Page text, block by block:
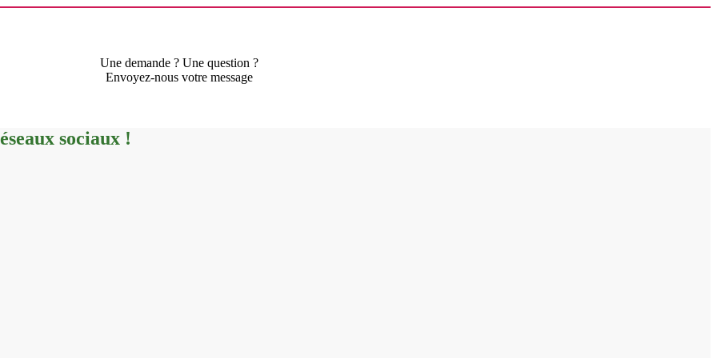
Une demande ? Une question ?
Envoyez-nous votre message
sociaux !